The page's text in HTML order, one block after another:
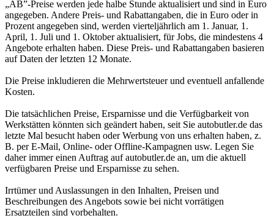
„AB”-Preise werden jede halbe Stunde aktualisiert und sind in Euro
angegeben. Andere Preis- und Rabattangaben, die in Euro oder in
Prozent angegeben sind, werden vierteljährlich am 1. Januar, 1.
April, 1. Juli und 1. Oktober aktualisiert, für Jobs, die mindestens 4
Angebote erhalten haben. Diese Preis- und Rabattangaben basieren
auf Daten der letzten 12 Monate.
Die Preise inkludieren die Mehrwertsteuer und eventuell anfallende
Kosten.
Die tatsächlichen Preise, Ersparnisse und die Verfügbarkeit von
Werkstätten könnten sich geändert haben, seit Sie autobutler.de das
letzte Mal besucht haben oder Werbung von uns erhalten haben, z.
B. per E-Mail, Online- oder Offline-Kampagnen usw. Legen Sie
daher immer einen Auftrag auf autobutler.de an, um die aktuell
verfügbaren Preise und Ersparnisse zu sehen.
Irrtümer und Auslassungen in den Inhalten, Preisen und
Beschreibungen des Angebots sowie bei nicht vorrätigen
Ersatzteilen sind vorbehalten.